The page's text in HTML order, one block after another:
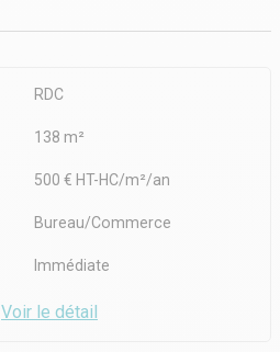
RDC
138 m²
500 € HT-HC/m²/an
Bureau/Commerce
Immédiate
Voir le détail